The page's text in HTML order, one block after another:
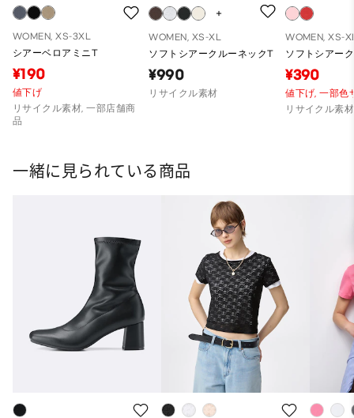
WOMEN, XS-3XL
シアーベロアミニT
¥190
値下げ
リサイクル素材, 一部店舗商
品
WOMEN, XS-XL
ソフトシアークルーネックT
¥990
リサイクル素材
WOMEN, XS-
ソフトシアー
¥390
値下げ,一部色
リサイクル素材
一緒に見られている商品